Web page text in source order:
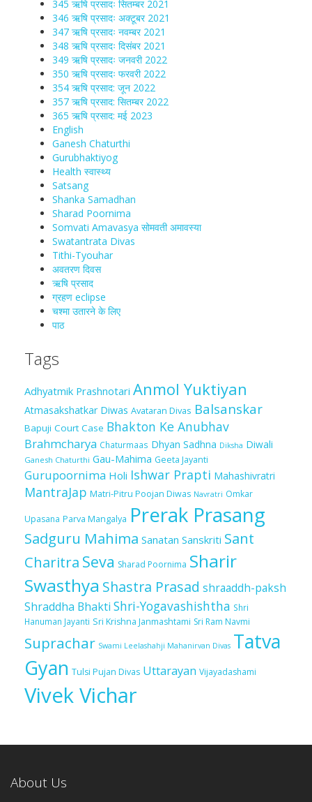
345 ऋषि प्रसादः सितम्बर 2021
346 ऋषि प्रसादः अक्टूबर 2021
347 ऋषि प्रसादः नवम्बर 2021
348 ऋषि प्रसादः दिसंबर 2021
349 ऋषि प्रसादः जनवरी 2022
350 ऋषि प्रसादः फरवरी 2022
354 ऋषि प्रसाद: जून 2022
357 ऋषि प्रसाद: सितम्बर 2022
365 ऋषि प्रसाद: मई 2023
English
Ganesh Chaturthi
Gurubhaktiyog
Health स्वास्‍थ्‍य
Satsang
Shanka Samadhan
Sharad Poornima
Somvati Amavasya सोमवती अमावस्या
Swatantrata Divas
Tithi-Tyouhar
अवतरण दिवस
ऋषि प्रसाद
ग्रहण eclipse
चश्मा‍ उतारने के लिए
पाठ
Tags
Adhyatmik Prashnotari Anmol Yuktiyan
Atmasakshatkar Diwas Avataran Divas Balsanskar
Bapuji Court Case Bhakton Ke Anubhav
Brahmcharya Chaturmaas Dhyan Sadhna Diksha Diwali
Ganesh Chaturthi Gau-Mahima Geeta Jayanti
Gurupoornima Holi Ishwar Prapti Mahashivratri
MantraJap Matri-Pitru Poojan Diwas Navratri Omkar
Upasana Parva Mangalya Prerak Prasang
Sadguru Mahima Sanatan Sanskriti Sant
Charitra Seva Sharad Poornima Sharir
Swasthya Shastra Prasad shraaddh-paksh
Shraddha Bhakti Shri-Yogavashishtha Shri
Hanuman Jayanti Sri Krishna Janmashtami Sri Ram Navmi
Suprachar Swami Leelashahji Mahanirvan Divas Tatva
Gyan Tulsi Pujan Divas Uttarayan Vijayadashami
Vivek Vichar
About Us